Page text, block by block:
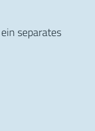
separates